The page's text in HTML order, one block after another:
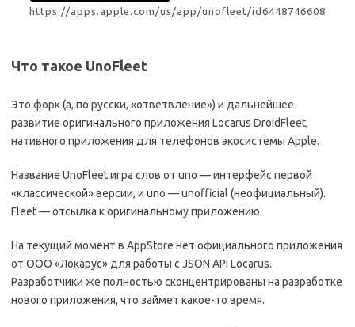
https://apps.apple.com/us/app/unofleet/id6448746608
Что такое UnoFleet
Это форк (а, по русски, «ответвление») и дальнейшее
развитие оригинального приложения Locarus DroidFleet,
нативного приложения для телефонов экосистемы Apple.
Название UnoFleet игра слов от uno — интерфейс первой
«классической» версии, и uno — unofficial (неофициальный).
Fleet — отсылка к оригинальному приложению.
На текущий момент в AppStore нет официального приложения
от ООО «Локарус» для работы с JSON API Locarus.
Разработчики же полностью сконцентрированы на разработке
нового приложения, что займет какое-то время.